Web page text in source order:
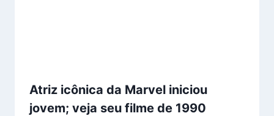
Atriz icônica da Marvel iniciou
jovem; veja seu filme de 1990